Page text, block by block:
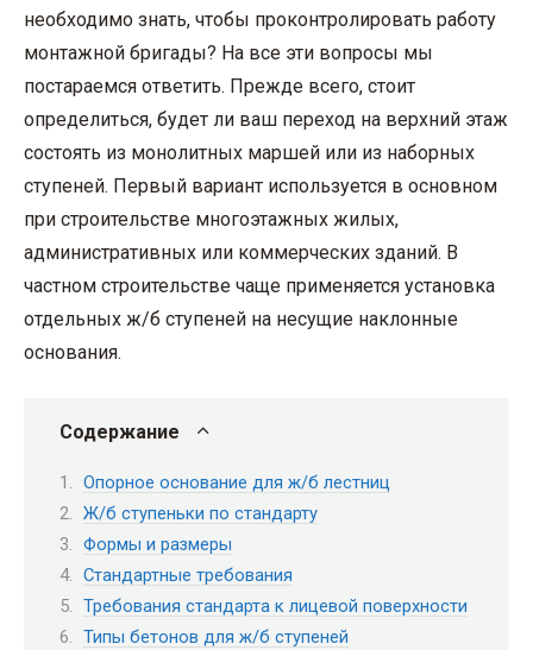
необходимо знать, чтобы проконтролировать работу
монтажной бригады? На все эти вопросы мы
постараемся ответить. Прежде всего, стоит
определиться, будет ли ваш переход на верхний этаж
состоять из монолитных маршей или из наборных
ступеней. Первый вариант используется в основном
при строительстве многоэтажных жилых,
административных или коммерческих зданий. В
частном строительстве чаще применяется установка
отдельных ж/б ступеней на несущие наклонные
основания.
Содержание
Опорное основание для ж/б лестниц
Ж/б ступеньки по стандарту
Формы и размеры
Стандартные требования
Требования стандарта к лицевой поверхности
Типы бетонов для ж/б ступеней